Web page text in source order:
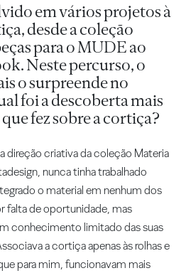
em vários projetos à
desde a coleção
para o MUDE ao
Neste percurso, o
o surpreende no
foi a descoberta mais
fez sobre a cortiça?
direção criativa da coleção Materia
nunca tinha trabalhado
o material em nenhum dos
falta de oportunidade, mas
conhecimento limitado das suas
a cortiça apenas às rolhas e
para mim, funcionavam mais